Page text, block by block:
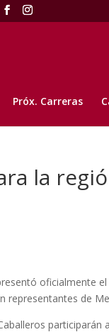
Próx. Carreras
la
oficialmente
representantes de